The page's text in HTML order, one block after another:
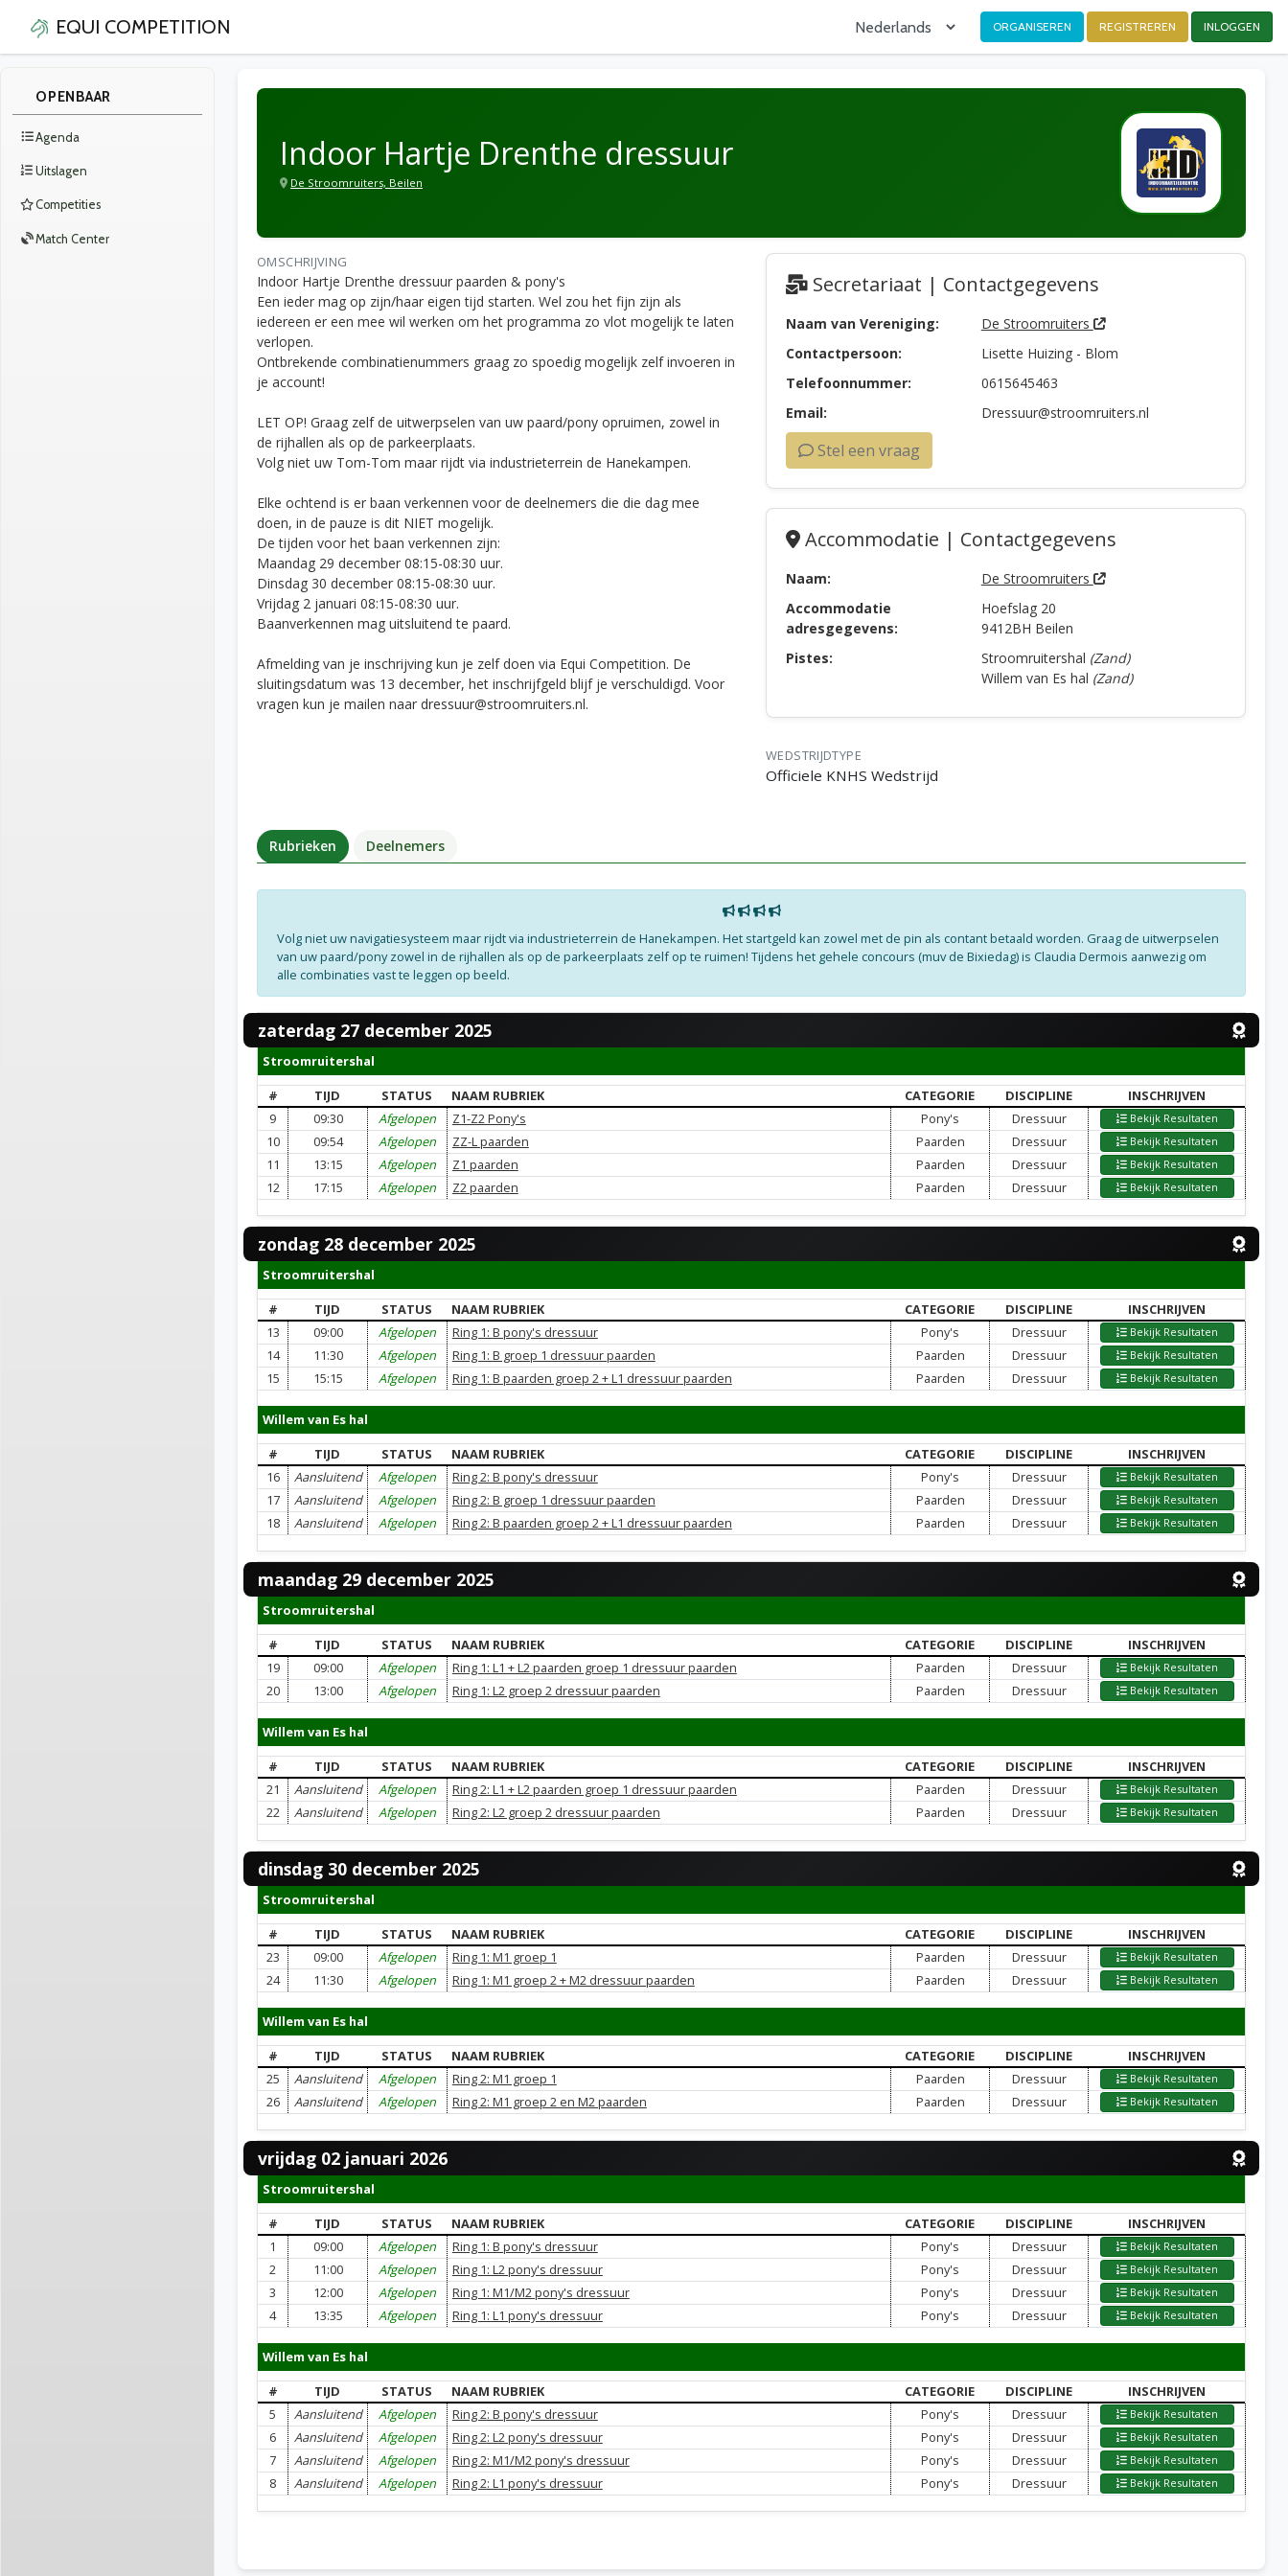
EQUI COMPETITION ORGANISEREN REGISTREREN INLOGGEN
OPENBAAR
Agenda
Uitslagen
Competities
Match Center
Indoor Hartje Drenthe dressuur
De Stroomruiters, Beilen
OMSCHRIJVING
Indoor Hartje Drenthe dressuur paarden & pony's
Een ieder mag op zijn/haar eigen tijd starten. Wel zou het fijn zijn als
iedereen er een mee wil werken om het programma zo vlot mogelijk te laten
verlopen.
Ontbrekende combinatienummers graag zo spoedig mogelijk zelf invoeren in
je account!
LET OP! Graag zelf de uitwerpselen van uw paard/pony opruimen, zowel in
de rijhallen als op de parkeerplaats.
Volg niet uw Tom-Tom maar rijdt via industrieterrein de Hanekampen.
Elke ochtend is er baan verkennen voor de deelnemers die die dag mee
doen, in de pauze is dit NIET mogelijk.
De tijden voor het baan verkennen zijn:
Maandag 29 december 08:15-08:30 uur.
Dinsdag 30 december 08:15-08:30 uur.
Vrijdag 2 januari 08:15-08:30 uur.
Baanverkennen mag uitsluitend te paard.
Afmelding van je inschrijving kun je zelf doen via Equi Competition. De
sluitingsdatum was 13 december, het inschrijfgeld blijf je verschuldigd. Voor
vragen kun je mailen naar dressuur@stroomruiters.nl.
Secretariaat | Contactgegevens
Naam van Vereniging:
De Stroomruiters
Contactpersoon:
Lisette Huizing - Blom
Telefoonnummer:
0615645463
Email:
Dressuur@stroomruiters.nl
Stel een vraag
Accommodatie | Contactgegevens
Naam:
De Stroomruiters
Accommodatie
adresgegevens:
Hoefslag 20
9412BH Beilen
Pistes:
Stroomruitershal (Zand)
Willem van Es hal (Zand)
WEDSTRIJDTYPE
Officiele KNHS Wedstrijd
Rubrieken Deelnemers
Volg niet uw navigatiesysteem maar rijdt via industrieterrein de Hanekampen. Het startgeld kan zowel met de pin als contant betaald worden. Graag de uitwerpselen
van uw paard/pony zowel in de rijhallen als op de parkeerplaats zelf op te ruimen! Tijdens het gehele concours (muv de Bixiedag) is Claudia Dermois aanwezig om
alle combinaties vast te leggen op beeld.
zaterdag 27 december 2025
Stroomruitershal
#
TIJD STATUS NAAM RUBRIEK CATEGORIE DISCIPLINE
INSCHRIJVEN
9
09:30 Afgelopen Z1-Z2 Pony's Pony's Dressuur Bekijk Resultaten
10 09:54 Afgelopen ZZ-L paarden Paarden Dressuur Bekijk Resultaten
11 13:15 Afgelopen Z1 paarden Paarden Dressuur Bekijk Resultaten
12 17:15 Afgelopen Z2 paarden Paarden Dressuur Bekijk Resultaten
zondag 28 december 2025
Stroomruitershal
#
TIJD STATUS NAAM RUBRIEK CATEGORIE DISCIPLINE
INSCHRIJVEN
13
09:00 Afgelopen Ring 1: B pony's dressuur Pony's Dressuur Bekijk Resultaten
14 11:30 Afgelopen Ring 1: B groep 1 dressuur paarden Paarden Dressuur Bekijk Resultaten
15 15:15 Afgelopen Ring 1: B paarden groep 2 + L1 dressuur paarden Paarden Dressuur Bekijk Resultaten
Willem van Es hal
#
TIJD STATUS NAAM RUBRIEK CATEGORIE DISCIPLINE
INSCHRIJVEN
16
Aansluitend Afgelopen Ring 2: B pony's dressuur Pony's Dressuur Bekijk Resultaten
17 Aansluitend Afgelopen Ring 2: B groep 1 dressuur paarden Paarden Dressuur Bekijk Resultaten
18 Aansluitend Afgelopen Ring 2: B paarden groep 2 + L1 dressuur paarden Paarden Dressuur Bekijk Resultaten
maandag 29 december 2025
Stroomruitershal
#
TIJD STATUS NAAM RUBRIEK CATEGORIE DISCIPLINE
INSCHRIJVEN
19
09:00 Afgelopen Ring 1: L1 + L2 paarden groep 1 dressuur paarden Paarden Dressuur Bekijk Resultaten
20 13:00 Afgelopen Ring 1: L2 groep 2 dressuur paarden Paarden Dressuur Bekijk Resultaten
Willem van Es hal
#
TIJD STATUS NAAM RUBRIEK CATEGORIE DISCIPLINE
INSCHRIJVEN
21
Aansluitend Afgelopen Ring 2: L1 + L2 paarden groep 1 dressuur paarden Paarden Dressuur Bekijk Resultaten
22 Aansluitend Afgelopen Ring 2: L2 groep 2 dressuur paarden Paarden Dressuur Bekijk Resultaten
dinsdag 30 december 2025
Stroomruitershal
#
TIJD STATUS NAAM RUBRIEK CATEGORIE DISCIPLINE
INSCHRIJVEN
23
09:00 Afgelopen Ring 1: M1 groep 1 Paarden Dressuur Bekijk Resultaten
24 11:30 Afgelopen Ring 1: M1 groep 2 + M2 dressuur paarden Paarden Dressuur Bekijk Resultaten
Willem van Es hal
#
TIJD STATUS NAAM RUBRIEK CATEGORIE DISCIPLINE
INSCHRIJVEN
25
Aansluitend Afgelopen Ring 2: M1 groep 1 Paarden Dressuur Bekijk Resultaten
26 Aansluitend Afgelopen Ring 2: M1 groep 2 en M2 paarden Paarden Dressuur Bekijk Resultaten
vrijdag 02 januari 2026
Stroomruitershal
#
TIJD STATUS NAAM RUBRIEK CATEGORIE DISCIPLINE
INSCHRIJVEN
1
09:00 Afgelopen Ring 1: B pony's dressuur Pony's Dressuur Bekijk Resultaten
2 11:00 Afgelopen Ring 1: L2 pony's dressuur Pony's Dressuur Bekijk Resultaten
3 12:00 Afgelopen Ring 1: M1/M2 pony's dressuur Pony's Dressuur Bekijk Resultaten
4 13:35 Afgelopen Ring 1: L1 pony's dressuur Pony's Dressuur Bekijk Resultaten
Willem van Es hal
#
TIJD STATUS NAAM RUBRIEK CATEGORIE DISCIPLINE
INSCHRIJVEN
5
Aansluitend Afgelopen Ring 2: B pony's dressuur Pony's Dressuur Bekijk Resultaten
6 Aansluitend Afgelopen Ring 2: L2 pony's dressuur Pony's Dressuur Bekijk Resultaten
7 Aansluitend Afgelopen Ring 2: M1/M2 pony's dressuur Pony's Dressuur Bekijk Resultaten
8 Aansluitend Afgelopen Ring 2: L1 pony's dressuur Pony's Dressuur Bekijk Resultaten